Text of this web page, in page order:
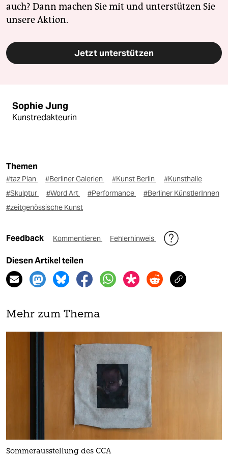
auch? Dann machen Sie mit und unterstützen Sie
unsere Aktion.
Jetzt unterstützen
Sophie Jung
Kunstredakteurin
Themen
#taz Plan #Berliner Galerien #Kunst Berlin
#Kunsthalle
#Skulptur
#Word Art #Performance
#Berliner KünstlerInnen
#zeitgenössische Kunst
Feedback Kommentieren Fehlerhinweis
Diesen Artikel teilen
Mehr zum Thema
Sommerausstellung des CCA